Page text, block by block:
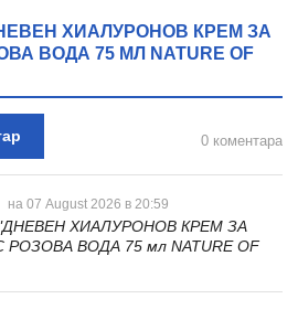
ХИАЛУРОНОВ КРЕМ ЗА
ВОДА 75 МЛ NATURE OF
0 коментара
на 07 August 2026 в 20:59
ХИАЛУРОНОВ КРЕМ ЗА
РОЗОВА ВОДА 75 мл NATURE OF